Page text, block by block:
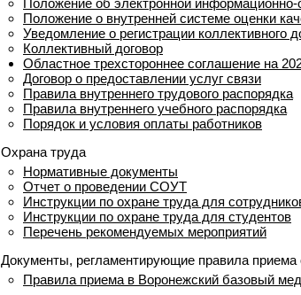
Положение об электронной информационно-
Положение о внутренней системе оценки
Уведомление о регистрации коллективного
Коллективный договор
Областное трехстороннее соглашение на
Договор о предоставлении услуг связи
Правила внутреннего трудового распорядка
Правила внутреннего учебного распорядка
Порядок и условия оплаты работников
Охрана труда
Нормативные документы
Отчет о проведении СОУТ
Инструкции по охране труда для
Инструкции по охране труда для студентов
Перечень рекомендуемых мероприятий
Документы, регламентирующие правила
Правила приема в Воронежский базовый